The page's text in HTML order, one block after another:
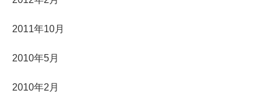
2011年10月
2010年5月
2010年2月